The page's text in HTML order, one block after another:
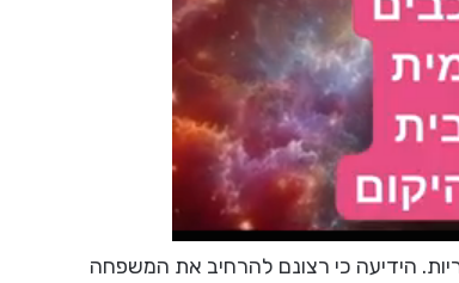
הידיעה כי רצונם להרחיב את המשפחה